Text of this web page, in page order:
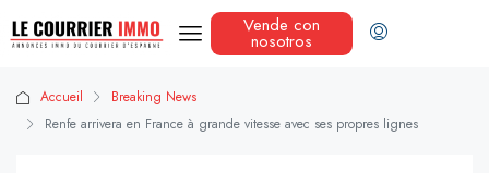
Vende con
nosotros
Accueil
Breaking News
Renfe arrivera en France à grande vitesse avec ses propres lignes